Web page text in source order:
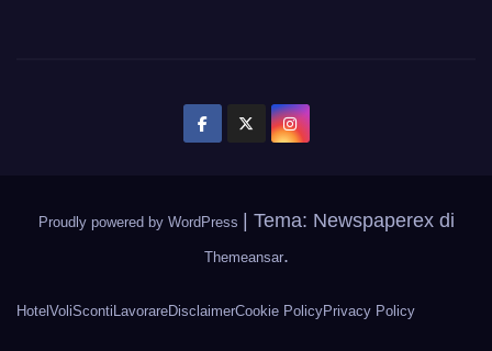
Proudly powered by WordPress | Tema: Newspaperex di
Themeansar.
Hotel VoliSconti LavorareDisclaimerCookie PolicyPrivacy Policy